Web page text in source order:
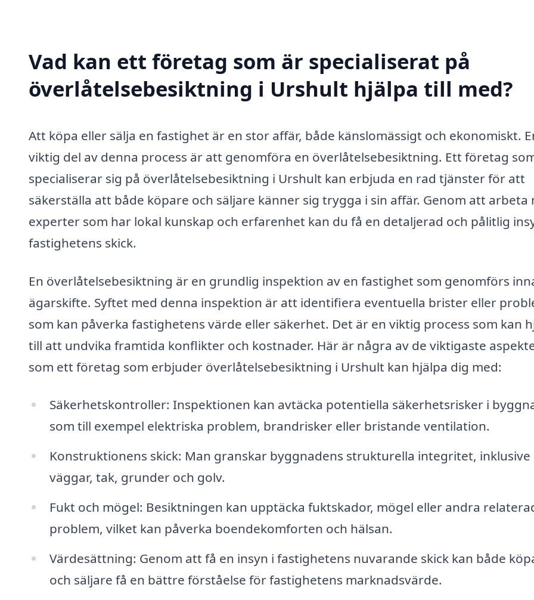
Vad kan ett företag som är specialiserat på
överlåtelsebesiktning i Urshult hjälpa till med?
Att köpa eller sälja en fastighet är en stor affär, både känslomässigt och ekonomiskt.
viktig del av denna process är att genomföra en överlåtelsebesiktning. Ett företag
specialiserar sig på överlåtelsebesiktning i Urshult kan erbjuda en rad tjänster för att
säkerställa att både köpare och säljare känner sig trygga i sin affär. Genom att arbeta
experter som har lokal kunskap och erfarenhet kan du få en detaljerad och pålitlig
fastighetens skick.
En överlåtelsebesiktning är en grundlig inspektion av en fastighet som genomförs
ägarskifte. Syftet med denna inspektion är att identifiera eventuella brister eller
som kan påverka fastighetens värde eller säkerhet. Det är en viktig process som kan
till att undvika framtida konflikter och kostnader. Här är några av de viktigaste
som ett företag som erbjuder överlåtelsebesiktning i Urshult kan hjälpa dig med:
Säkerhetskontroller: Inspektionen kan avtäcka potentiella säkerhetsrisker i
som till exempel elektriska problem, brandrisker eller bristande ventilation.
Konstruktionens skick: Man granskar byggnadens strukturella integritet, inklusive
väggar, tak, grunder och golv.
Fukt och mögel: Besiktningen kan upptäcka fuktskador, mögel eller andra
problem, vilket kan påverka boendekomforten och hälsan.
Värdesättning: Genom att få en insyn i fastighetens nuvarande skick kan både
och säljare få en bättre förståelse för fastighetens marknadsvärde.